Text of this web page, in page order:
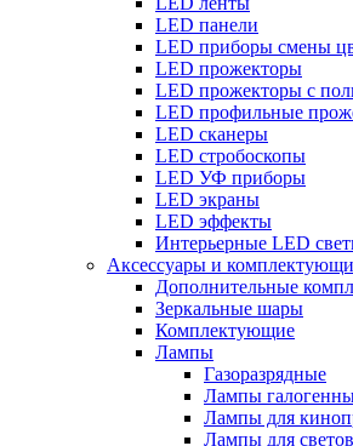
LED панели
LED приборы смены
LED прожекторы
LED прожекторы с
LED профильные
LED сканеры
LED стробоскопы
LED УФ приборы
LED экраны
LED эффекты
Интерьерные LED
Аксессуары и
Дополнительные
Зеркальные шары
Комплектующие
Лампы
Газоразрядные
Лампы
Лампы для
Лампы для